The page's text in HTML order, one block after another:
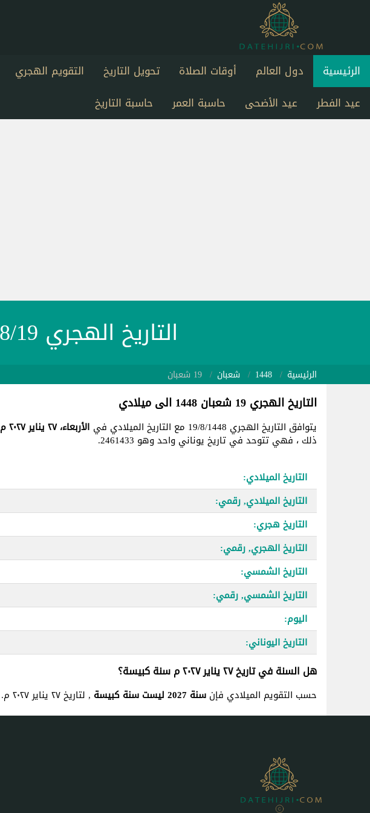
الرئيسية دول العالم أوقات الصلاة تحويل التاريخ التقويم الهجري
عيد الفطر
عيد الأضحى حاسبة العمر حاسبة التاريخ
التاريخ الهجري 1448/8/19 بالميلادي والشمسي
الرئيسية 1448 شعبان 19 شعبان
التاريخ الهجري 19 شعبان 1448 الى ميلادي
يتوافق التاريخ الهجري 19/8/1448 مع التاريخ الميلادي في الأربعاء، ٢٧ يناير ٢٠٢٧ م
ذلك ، فهي تتوحد في تاريخ يوناني واحد وهو 2461433.
التاريخ الميلادي:
التاريخ الميلادي, رقمي:
التاريخ هجري:
التاريخ الهجري, رقمي:
التاريخ الشمسي:
التاريخ الشمسي, رقمي:
اليوم:
التاريخ اليوناني:
هل السنة في تاريخ ٢٧ يناير ٢٠٢٧ م سنة كبيسة؟
حسب التقويم الميلادي فإن سنة 2027 ليست سنة كبيسة , لتاريخ ٢٧ يناير ٢٠٢٧ م.